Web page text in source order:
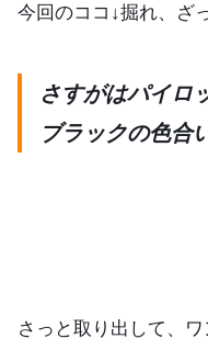
今回のココ↓掘れ、ざ
さすがはパイロ
ブラックの色合
さっと取り出して、